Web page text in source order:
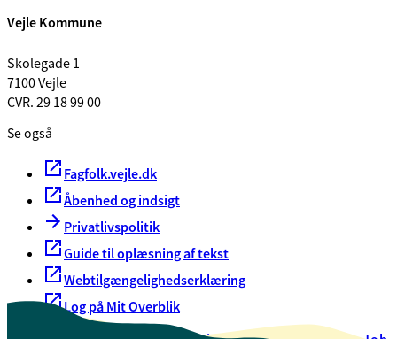
Vejle Kommune
Skolegade 1
7100 Vejle
CVR. 29 18 99 00
Se også
Fagfolk.vejle.dk
Åbenhed og indsigt
Privatlivspolitik
Guide til oplæsning af tekst
Webtilgængelighedserklæring
Log på Mit Overblik